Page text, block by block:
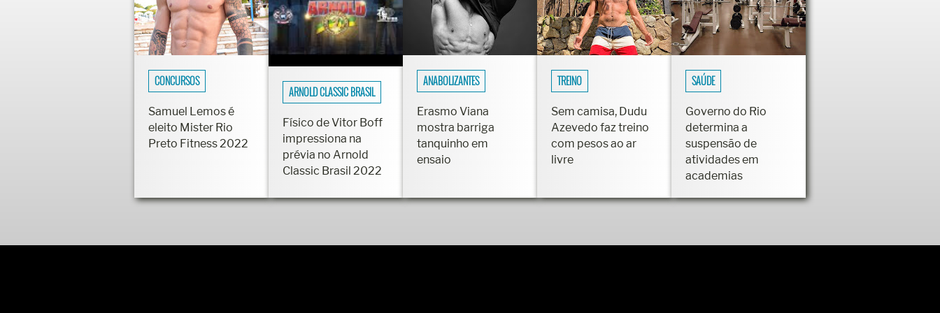
CONCURSOS
Samuel Lemos é
eleito Mister Rio
Preto Fitness 2022
ARNOLD CLASSIC BRASIL
Físico de Vitor Boff
impressiona na
prévia no Arnold
Classic Brasil 2022
ANABOLIZANTES
Erasmo Viana
mostra barriga
tanquinho em
ensaio
TREINO
Sem camisa, Dudu
Azevedo faz treino
com pesos ao ar
livre
SAÚDE
Governo do Rio
determina a
suspensão de
atividades em
academias